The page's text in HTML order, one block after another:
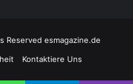
Reserved esmagazine.de
Kontaktiere Uns